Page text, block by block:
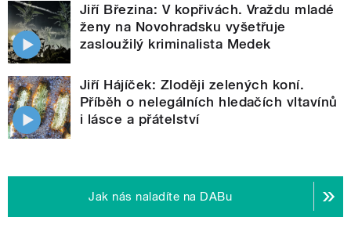
Jiří Březina: V kopřivách. Vraždu mladé
ženy na Novohradsku vyšetřuje
zasloužilý kriminalista Medek
Jiří Hájíček: Zloději zelených koní.
Příběh o nelegálních hledačích vltavínů
i lásce a přátelství
Jak nás naladíte na DABu